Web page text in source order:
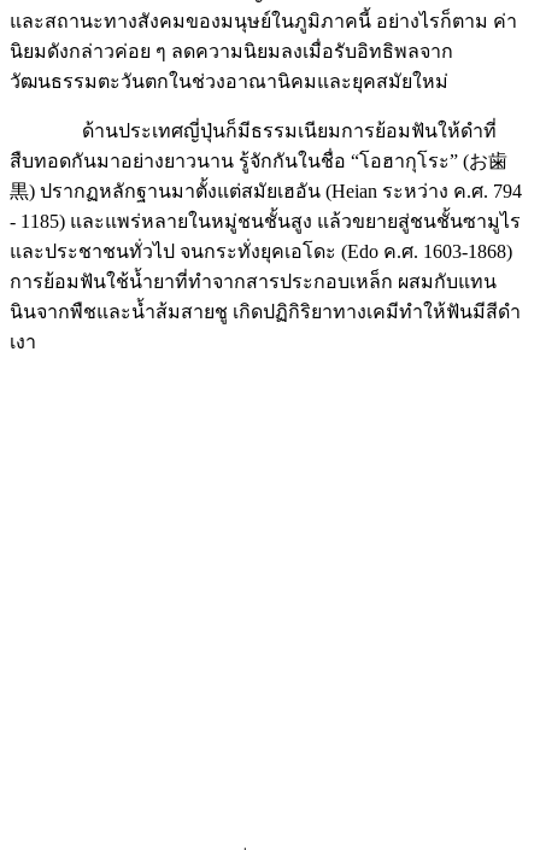
นิยมดังกล่าวค่อย ๆ ลดความนิยมลงเมื่อรับอิทธิพลจาก
วัฒนธรรมตะวันตกในช่วงอาณานิคมและยุคสมัยใหม่
ด้านประเทศญี่ปุ่นก็มีธรรมเนียมการย้อมฟันให้ดำที่
สืบทอดกันมาอย่างยาวนาน รู้จักกันในชื่อ “โอฮากุโระ” (お歯
黒) ปรากฏหลักฐานมาตั้งแต่สมัยเฮอัน (Heian ระหว่าง ค.ศ. 794
- 1185) และแพร่หลายในหมู่ชนชั้นสูง แล้วขยายสู่ชนชั้นซามูไร
และประชาชนทั่วไป จนกระทั่งยุคเอโดะ (Edo ค.ศ. 1603-1868)
การย้อมฟันใช้น้ำยาที่ทำจากสารประกอบเหล็ก ผสมกับแทน
นินจากพืชและน้ำส้มสายชู เกิดปฏิกิริยาทางเคมีทำให้ฟันมีสีดำ
เงา